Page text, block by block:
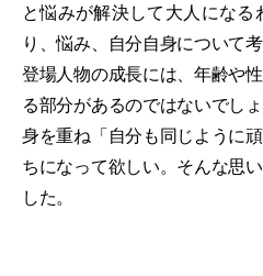
と悩みが解決して大人になる
り、悩み、自分自身について
登場人物の成長には、年齢や
る部分があるのではないでし
身を重ね「自分も同じように
ちになって欲しい。そんな思
した。